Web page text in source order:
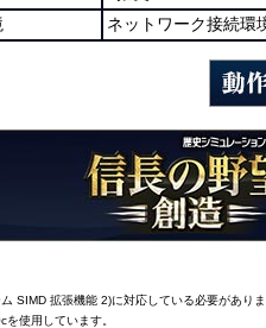
ネットワーク接続環
SIMD 拡張機能 2)に対応している必要があり
使用しています。